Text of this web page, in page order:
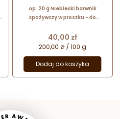
op. 20 g Niebieski barwnik
spożywczy w proszku - do
tłuszczu - WS-P-220 Food
Colours
Cena
40,00 zł
200,00 zł / 100 g
Dodaj do koszyka